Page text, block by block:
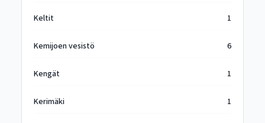
Keltit 1
Kemijoen vesistö 6
Kengät 1
Kerimäki 1